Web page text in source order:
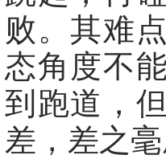
败。其难
态角度不
到跑道，
差，差之